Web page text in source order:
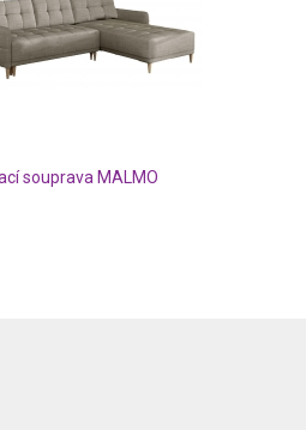
souprava MALMO